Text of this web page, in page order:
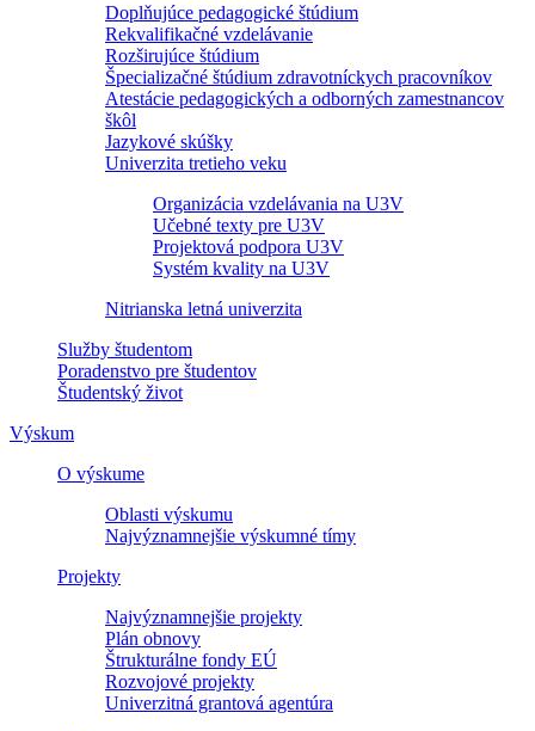
Doplňujúce pedagogické štúdium
Rekvalifikačné vzdelávanie
Rozširujúce štúdium
Špecializačné štúdium zdravotníckych pracovníkov
Atestácie pedagogických a odborných zamestnancov
škôl
Jazykové skúšky
Univerzita tretieho veku
Organizácia vzdelávania na U3V
Učebné texty pre U3V
Projektová podpora U3V
Systém kvality na U3V
Nitrianska letná univerzita
Služby študentom
Poradenstvo pre študentov
Študentský život
Výskum
O výskume
Oblasti výskumu
Najvýznamnejšie výskumné tímy
Projekty
Najvýznamnejšie projekty
Plán obnovy
Štrukturálne fondy EÚ
Rozvojové projekty
Univerzitná grantová agentúra